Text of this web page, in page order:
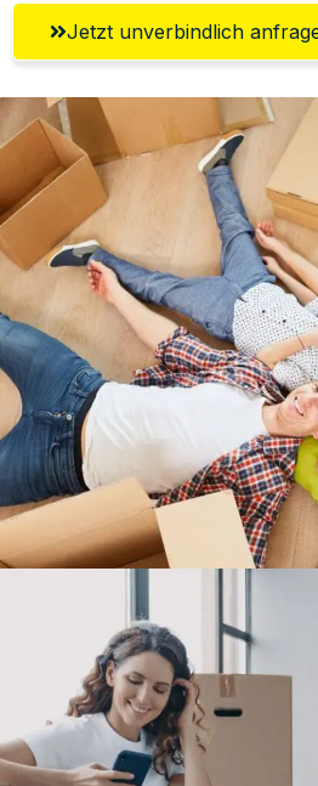
Jetzt unverbindlich